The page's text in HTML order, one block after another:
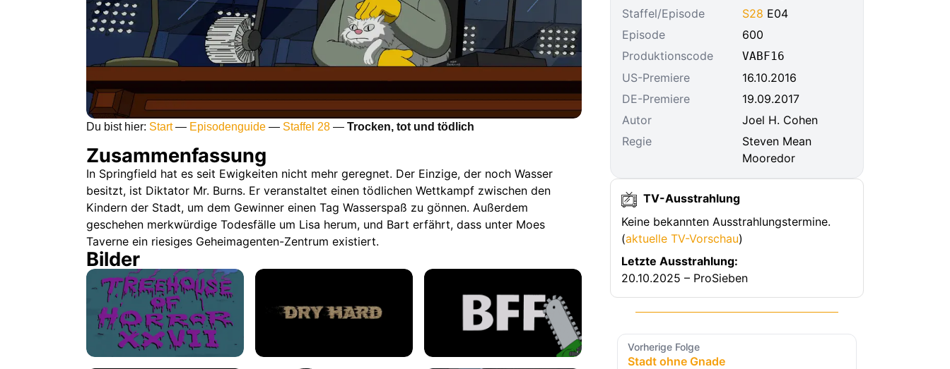
Du bist hier: Start— Episodenguide — Staffel 28 — Trocken, tot und tödlich
Zusammenfassung
In Springfield hat es seit Ewigkeiten nicht mehr geregnet. Der Einzige, der noch Wasser
besitzt, ist Diktator Mr. Burns. Er veranstaltet einen tödlichen Wettkampf zwischen den
Kindern der Stadt, um dem Gewinner einen Tag Wasserspaß zu gönnen. Außerdem
geschehen merkwürdige Todesfälle um Lisa herum, und Bart erfährt, dass unter Moes
Taverne ein riesiges Geheimagenten-Zentrum existiert.
Bilder
Staffel/Episode
S28 E04
Episode
600
Produktionscode
VABF16
US-Premiere
16.10.2016
DE-Premiere
19.09.2017
Autor
Joel H. Cohen
Regie
Steven Mean
Mooredor
TV-Ausstrahlung
Keine bekannten Ausstrahlungstermine.
(aktuelle TV-Vorschau)
Letzte Ausstrahlung:
20.10.2025 – ProSieben
Vorherige Folge
Stadt ohne Gnade